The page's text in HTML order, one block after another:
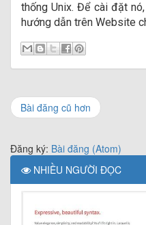
thống Unix. Để cài đặt
hướng dẫn trên Website
Bài đăng cũ hơn
Đăng ký: Bài đăng (Atom)
NHIỀU NGƯỜI ĐỌC